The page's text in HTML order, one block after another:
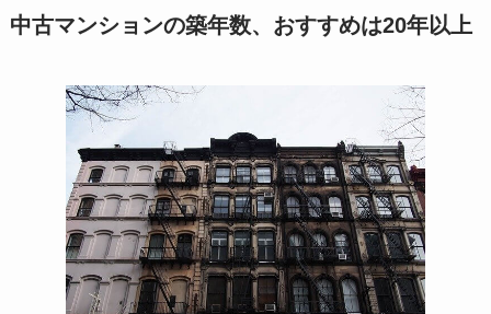
中古マンションの築年数、おすすめは20年以上